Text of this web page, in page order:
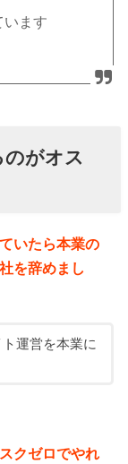
ます
がオス
いたら本業の
を辞めまし
運営を本業に
クゼロでやれ